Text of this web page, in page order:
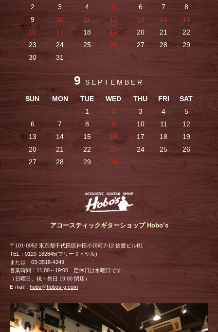
2
3 4 5 6 7
8
9
10 11 12 13 14
15
16
17 18 19 20 21
22
23
24 25 26 27 28
29
30
31
9 SEPTEMBER
SUN MON TUE WED THU FRI
SAT
1
2 3 4
5
6
7 8 9 10 11
12
13
14 15 16 17 18
19
20
21 22 23 24 25
26
27
28 29 30
アコースティックギターショップ Hobo’s
〒101-0052 東京都千代田区神田小川町2-12 信愛ビルB1
TEL：0120-182845(フリーダイヤル)
または 03-3518-4249
営業時間：11:00～19:00 定休日は水曜日です
（日曜日、祝・祭日 19:00 閉店）
E-mail： hobo@hobos-g.com